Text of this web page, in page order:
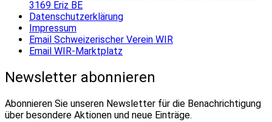
3169 Eriz BE
Datenschutzerklärung
Impressum
Email Schweizerischer Verein WIR
Email WIR-Marktplatz
Newsletter abonnieren
Abonnieren Sie unseren Newsletter für die Benachrichtigung
über besondere Aktionen und neue Einträge.